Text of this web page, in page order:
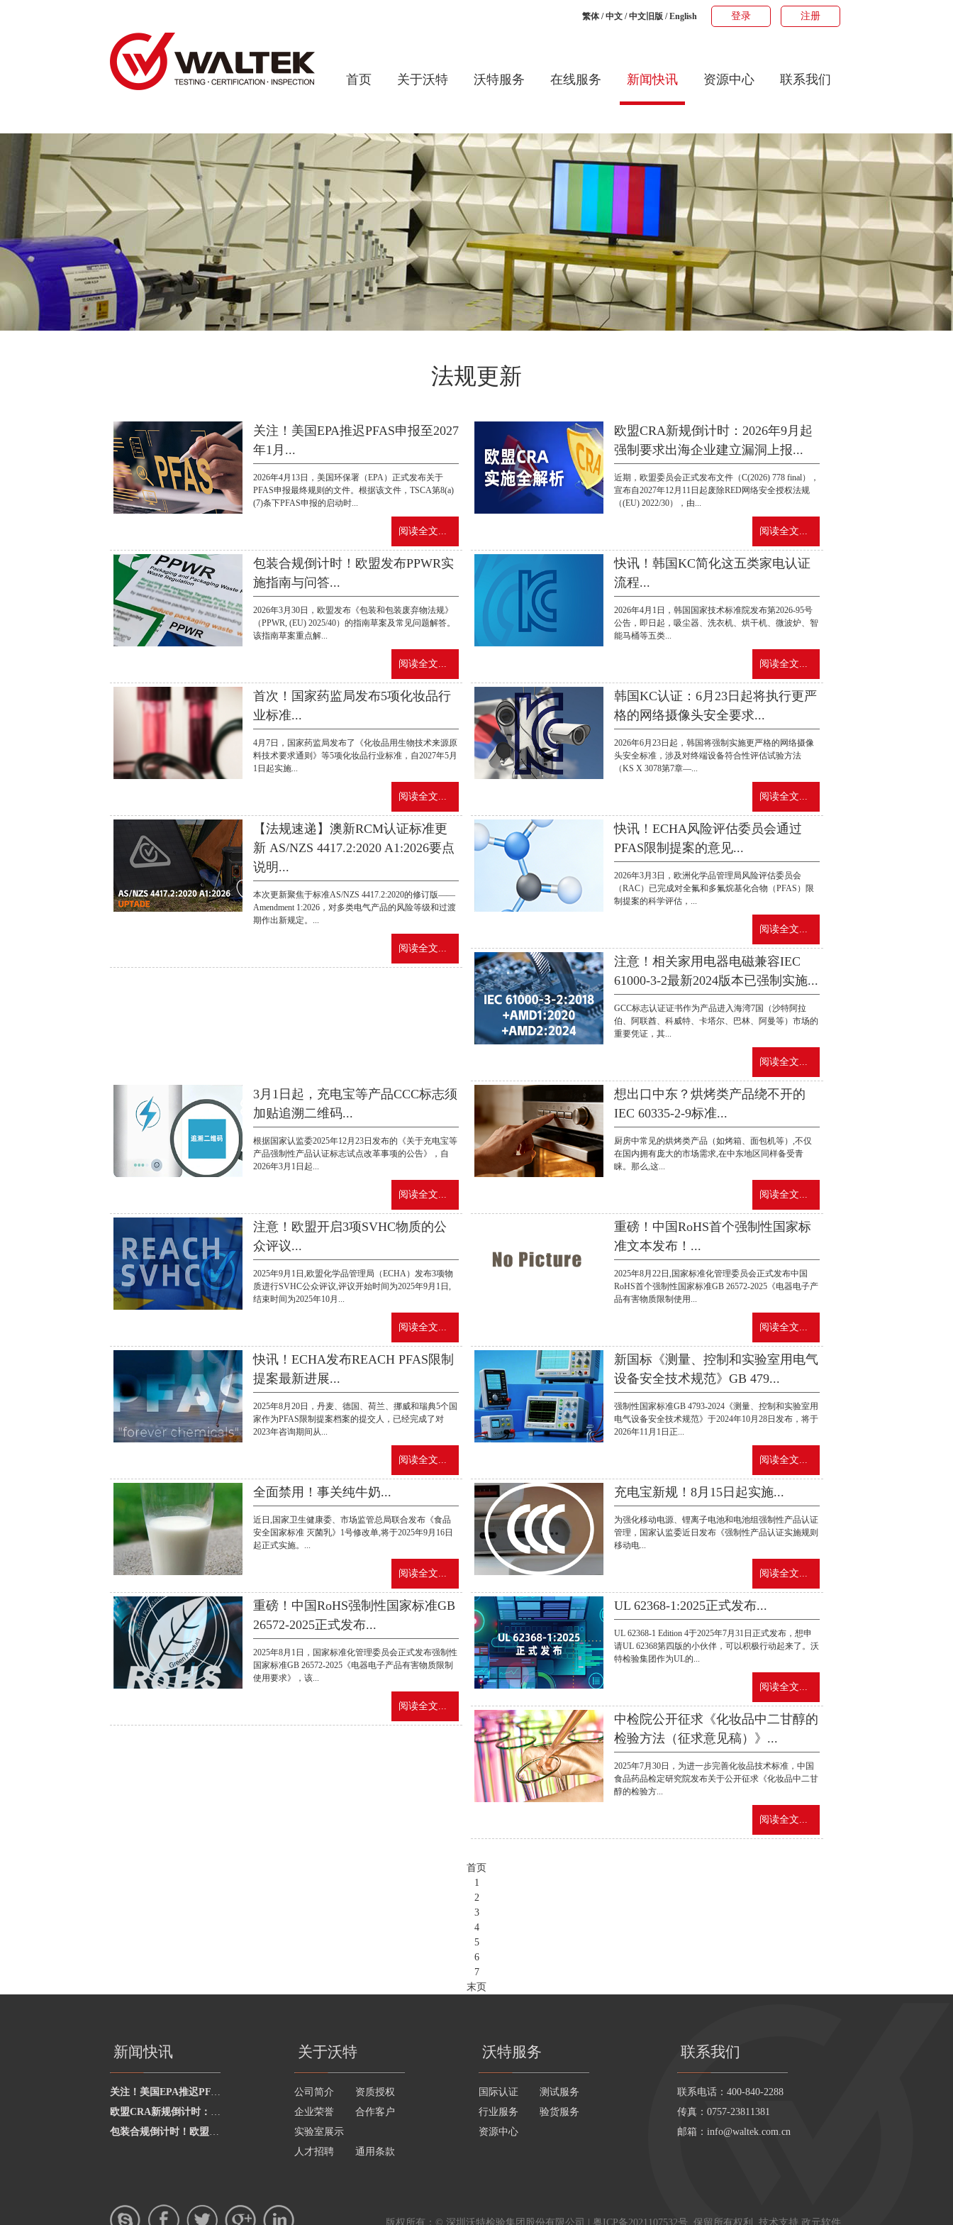
登录 注册
繁体/中文/中文旧版/English
首页 关于沃特 沃特服务 在线服务 新闻快讯 资源中心 联系我们
法规更新
关注！美国EPA推迟PFAS申报至2027
年1月...
2026年4月13日，美国环保署（EPA）正式发布关于
PFAS申报最终规则的文件。根据该文件，TSCA第8(a)
(7)条下PFAS申报的启动时...
阅读全文...
欧盟CRA新规倒计时：2026年9月起
强制要求出海企业建立漏洞上报...
近期，欧盟委员会正式发布文件（C(2026) 778 final），
宣布自2027年12月11日起废除RED网络安全授权法规
（(EU) 2022/30），由...
阅读全文...
包装合规倒计时！欧盟发布PPWR实
施指南与问答...
2026年3月30日，欧盟发布《包装和包装废弃物法规》
（PPWR, (EU) 2025/40）的指南草案及常见问题解答。
该指南草案重点解...
阅读全文...
快讯！韩国KC简化这五类家电认证
流程...
2026年4月1日，韩国国家技术标准院发布第2026-95号
公告，即日起，吸尘器、洗衣机、烘干机、微波炉、智
能马桶等五类...
阅读全文...
首次！国家药监局发布5项化妆品行
业标准...
4月7日，国家药监局发布了《化妆品用生物技术来源原
料技术要求通则》等5项化妆品行业标准，自2027年5月
1日起实施...
阅读全文...
韩国KC认证：6月23日起将执行更严
格的网络摄像头安全要求...
2026年6月23日起，韩国将强制实施更严格的网络摄像
头安全标准，涉及对终端设备符合性评估试验方法
（KS X 3078第7章—...
阅读全文...
【法规速递】澳新RCM认证标准更
新 AS/NZS 4417.2:2020 A1:2026要点
说明...
本次更新聚焦于标准AS/NZS 4417.2:2020的修订版——
Amendment 1:2026，对多类电气产品的风险等级和过渡
期作出新规定。...
阅读全文...
快讯！ECHA风险评估委员会通过
PFAS限制提案的意见...
2026年3月3日，欧洲化学品管理局风险评估委员会
（RAC）已完成对全氟和多氟烷基化合物（PFAS）限
制提案的科学评估，...
阅读全文...
注意！相关家用电器电磁兼容IEC
61000-3-2最新2024版本已强制实施...
GCC标志认证证书作为产品进入海湾7国（沙特阿拉
伯、阿联酋、科威特、卡塔尔、巴林、阿曼等）市场的
重要凭证，其...
阅读全文...
3月1日起，充电宝等产品CCC标志须
加贴追溯二维码...
根据国家认监委2025年12月23日发布的《关于充电宝等
产品强制性产品认证标志试点改革事项的公告》，自
2026年3月1日起...
阅读全文...
想出口中东？烘烤类产品绕不开的
IEC 60335-2-9标准...
厨房中常见的烘烤类产品（如烤箱、面包机等）,不仅
在国内拥有庞大的市场需求,在中东地区同样备受青
睐。那么,这...
阅读全文...
注意！欧盟开启3项SVHC物质的公
众评议...
2025年9月1日,欧盟化学品管理局（ECHA）发布3项物
质进行SVHC公众评议,评议开始时间为2025年9月1日,
结束时间为2025年10月...
阅读全文...
重磅！中国RoHS首个强制性国家标
准文本发布！...
2025年8月22日,国家标准化管理委员会正式发布中国
RoHS首个强制性国家标准GB 26572-2025《电器电子产
品有害物质限制使用...
阅读全文...
快讯！ECHA发布REACH PFAS限制
提案最新进展...
2025年8月20日，丹麦、德国、荷兰、挪威和瑞典5个国
家作为PFAS限制提案档案的提交人，已经完成了对
2023年咨询期间从...
阅读全文...
新国标《测量、控制和实验室用电气
设备安全技术规范》GB 479...
强制性国家标准GB 4793-2024《测量、控制和实验室用
电气设备安全技术规范》于2024年10月28日发布，将于
2026年11月1日正...
阅读全文...
全面禁用！事关纯牛奶...
近日,国家卫生健康委、市场监管总局联合发布《食品
安全国家标准 灭菌乳》1号修改单,将于2025年9月16日
起正式实施。...
阅读全文...
充电宝新规！8月15日起实施...
为强化移动电源、锂离子电池和电池组强制性产品认证
管理，国家认监委近日发布《强制性产品认证实施规则
移动电...
阅读全文...
重磅！中国RoHS强制性国家标准GB
26572-2025正式发布...
2025年8月1日，国家标准化管理委员会正式发布强制性
国家标准GB 26572-2025《电器电子产品有害物质限制
使用要求》，该...
阅读全文...
UL 62368-1:2025正式发布...
UL 62368-1 Edition 4于2025年7月31日正式发布，想申
请UL 62368第四版的小伙伴，可以积极行动起来了。沃
特检验集团作为UL的...
阅读全文...
中检院公开征求《化妆品中二甘醇的
检验方法（征求意见稿）》...
2025年7月30日，为进一步完善化妆品技术标准，中国
食品药品检定研究院发布关于公开征求《化妆品中二甘
醇的检验方...
阅读全文...
首页
1
2
3
4
5
6
7
末页
新闻快讯
关注！美国EPA推迟PFAS申报至2027年1月
欧盟CRA新规倒计时：2026年9月起强制要求出海企业建立漏洞上报流程
包装合规倒计时！欧盟发布PPWR实施指南与问答
关于沃特
公司简介
资质授权
企业荣誉
合作客户
实验室展示
人才招聘
通用条款
沃特服务
国际认证
测试服务
行业服务
验货服务
资源中心
联系我们
联系电话：400-840-2288
传真：0757-23811381
邮箱： info@waltek.com.cn
版权所有：© 深圳沃特检验集团股份有限公司 | 粤ICP备2021107532号. 保留所有权利. 技术支持 政元软件